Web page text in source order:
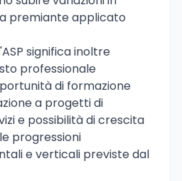
premiante applicato
significa inoltre
professionale
di formazione
a progetti di
e possibilità di crescita
progressioni
e verticali previste dal